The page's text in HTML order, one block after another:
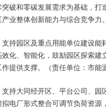
破和零碳发展需求为基础，
业整体创新能力与综合竞争
支持园区及重点用能单位建设
化、智能化，鼓励园区探索
提供支撑。（责任单位：市能
支持大同经开区、平台公司、
电厂形式整合可调节负荷资